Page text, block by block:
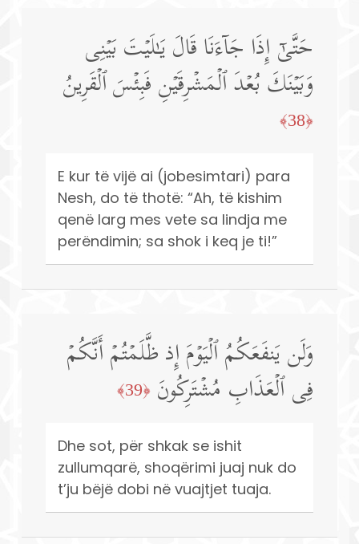
حَتَّىٰۤ إِذَا جَاۤءَنَا قَالَ یَـٰلَیۡتَ بَیۡنِی
وَبَیۡنَكَ بُعۡدَ ٱلۡمَشۡرِقَیۡنِ فَبِئۡسَ ٱلۡقَرِینُ
﴿38﴾
E kur të vijë ai (jobesimtari) para
Nesh, do të thotë: “Ah, të kishim
qenë larg mes vete sa lindja me
perëndimin; sa shok i keq je ti!”
وَلَن یَنفَعَكُمُ ٱلۡیَوۡمَ إِذ ظَّلَمۡتُمۡ أَنَّكُمۡ
فِی ٱلۡعَذَابِ مُشۡتَرِكُونَ ﴿39﴾
Dhe sot, për shkak se ishit
zullumqarë, shoqërimi juaj nuk do
t’ju bëjë dobi në vuajtjet tuaja.